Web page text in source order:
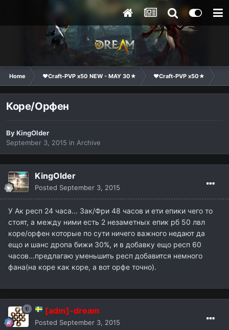
Home ❤Craft-PVP x50 NEW - MAY 30★ ❤Craft-PVP x50★
Коре/Орфен
ByKingOlder
September 3, 2015 in Archive
KingOlder
Posted September 3, 2015
У Ак респ 24 часа... Зак/Фри 48 часов и ети епики чего то
стоят, а между ними есть 2 незаметных епик рб 50 лвл
коре/орфен которые по сути ничего важного недают да
ещо и шанс дропа бижи 30%, и в добавку ещо респ 60
часов...предлагаю уменьшить респ добавится немного
фана(на коре как коре, а вот орфе точно).
[adm]-dream
Posted September 3, 2015